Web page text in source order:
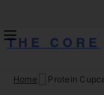
THE CORE
SkipHome Protein